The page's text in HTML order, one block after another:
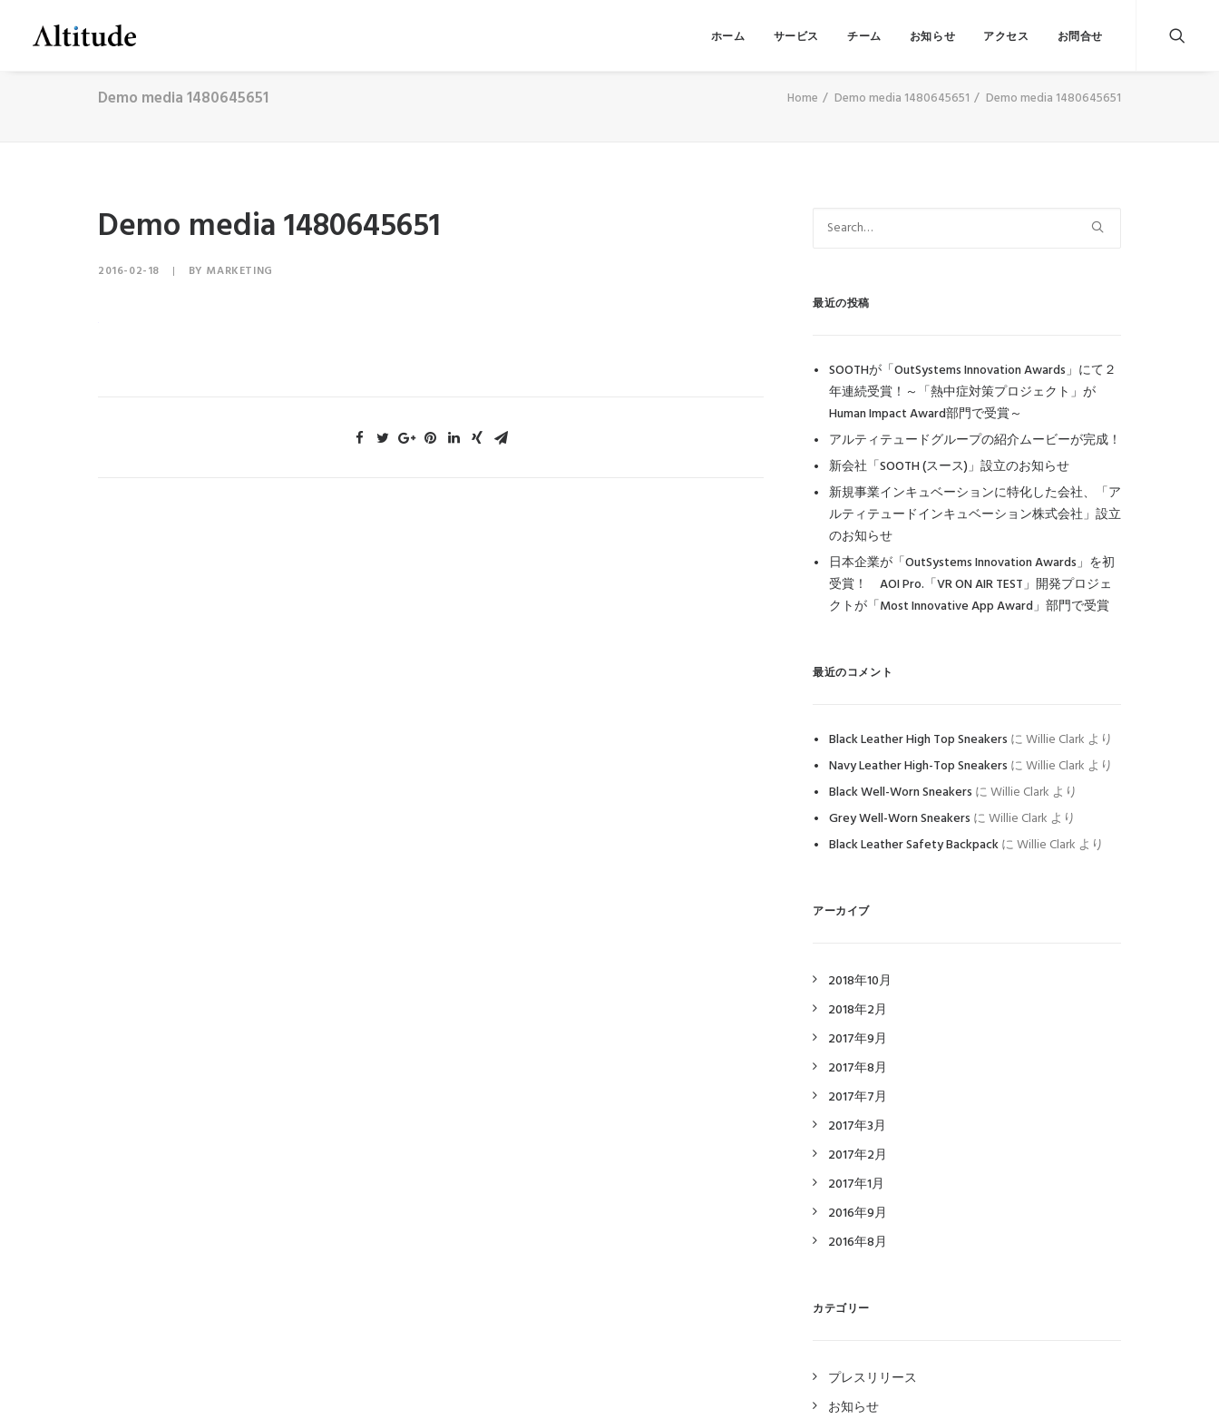
ホーム サービス チーム お知らせ アクセス お問合せ
Demo media 1480645651 Home Demo media 1480645651 Demo media 1480645651
Demo media 1480645651
2016-02-18 | BY MARKETING
最近の投稿
SOOTHが「OutSystems Innovation Awards」にて２
年連続受賞！～「熱中症対策プロジェクト」が
Human Impact Award部門で受賞～
アルティテュードグループの紹介ムービーが完成！
新会社「SOOTH (スース)」設立のお知らせ
新規事業インキュベーションに特化した会社、「ア
ルティテュードインキュベーション株式会社」設立
のお知らせ
日本企業が「OutSystems Innovation Awards」を初
受賞！ AOI Pro.「VR ON AIR TEST」開発プロジェ
クトが「Most Innovative App Award」部門で受賞
最近のコメント
Black Leather High Top Sneakers にWillie Clark より
Navy Leather High-Top Sneakers にWillie Clark より
Black Well-Worn Sneakers にWillie Clark より
Grey Well-Worn Sneakers にWillie Clark より
Black Leather Safety BackpackにWillie Clark より
アーカイブ
2018年10月
2018年2月
2017年9月
2017年8月
2017年7月
2017年3月
2017年2月
2017年1月
2016年9月
2016年8月
カテゴリー
プレスリリース
お知らせ